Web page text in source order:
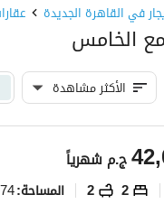
في القاهرة الجديدة
الخامس
الأكثر مشاهدة
ج.م شهرياً
2
2 المساحة:
174